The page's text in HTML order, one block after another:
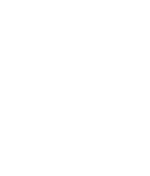
าน รับจ้างโพสต์อสัง
การโพสต์ขายอสังหา
หน้าแรกได้จริงๆ
ชื่อถือได้จริง รับ
ไม่มีค่านายหน้า
ด้มากกว่า ที่เดียว ที่